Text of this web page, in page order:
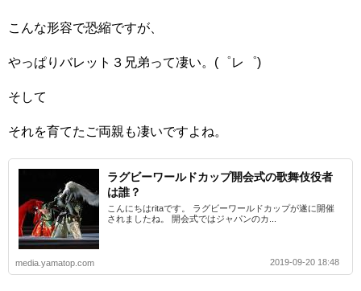
こんな形容で恐縮ですが、
やっぱりバレット３兄弟って凄い。(゜レ゜)
そして
それを育てたご両親も凄いですよね。
ラグビーワールドカップ開会式の歌舞伎役者
は誰？
こんにちはritaです。 ラグビーワールドカップが遂に開催
されましたね。 開会式ではジャパンのカ...
media.yamatop.com 2019-09-20 18:48